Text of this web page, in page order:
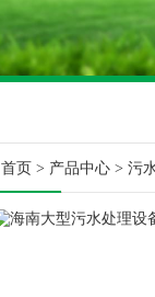
首页 > 产品中心 > 污